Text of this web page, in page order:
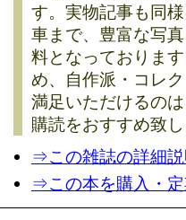
す。実物記事も同
車まで、豊富な写
料となっておりま
め、自作派・コレ
満足いただけるの
購読をおすすめ致
⇒この雑誌の詳細
⇒この本を購入・